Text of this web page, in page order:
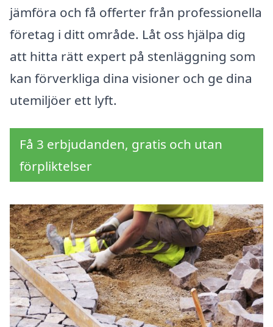
jämföra och få offerter från professionella
företag i ditt område. Låt oss hjälpa dig
att hitta rätt expert på stenläggning som
kan förverkliga dina visioner och ge dina
utemiljöer ett lyft.
Få 3 erbjudanden, gratis och utan
förpliktelser